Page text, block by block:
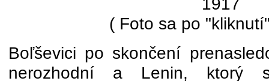
( Foto sa po
Boľševici po skončení
nerozhodní a Lenin, ktorý